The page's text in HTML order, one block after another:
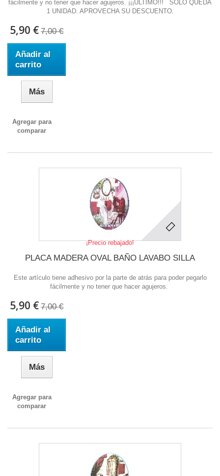
fácilmente y no tener que hacer agujeros. ¡¡¡ULTIMO!!! SOLO QUEDA
1 UNIDAD. APROVECHA SU DESCUENTO.
5,90 € 7,00 €
Añadir al
carrito
Más
Agregar para
comparar
¡Precio rebajado!
PLACA MADERA OVAL BAÑO LAVABO SILLA
Este artículo tiene adhesivo por la parte de atrás para poder pegarlo
fácilmente y no tener que hacer agujeros.
5,90 € 7,00 €
Añadir al
carrito
Más
Agregar para
comparar